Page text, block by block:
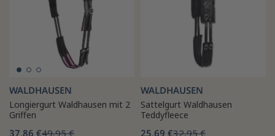
WALDHAUSEN
Longiergurt Waldhausen mit 2
Griffen
37,86 €49,95 €
WALDHAUSEN
Sattelgurt Waldhausen
Teddyfleece
25,69 €32,95 €